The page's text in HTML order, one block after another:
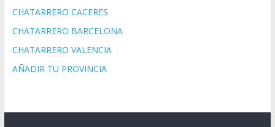
CHATARRERO CACERES
CHATARRERO BARCELONA
CHATARRERO VALENCIA
AÑADIR TU PROVINCIA